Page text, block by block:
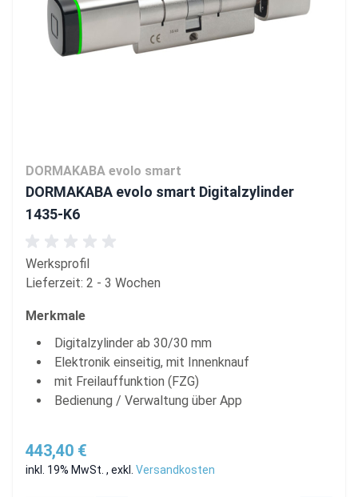
DORMAKABA evolo smart
DORMAKABA evolo smart Digitalzylinder
1435-K6
Werksprofil
Lieferzeit: 2 - 3 Wochen
Merkmale
Digitalzylinder ab 30/30 mm
Elektronik einseitig, mit Innenknauf
mit Freilauffunktion (FZG)
Bedienung / Verwaltung über App
443,40 €
inkl. 19% MwSt. , exkl. Versandkosten